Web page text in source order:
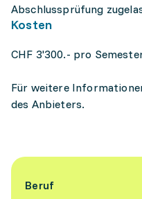
Abschlussprüfung
Kosten
CHF 3'300.- pro
Für weitere
des Anbieters.
Beruf